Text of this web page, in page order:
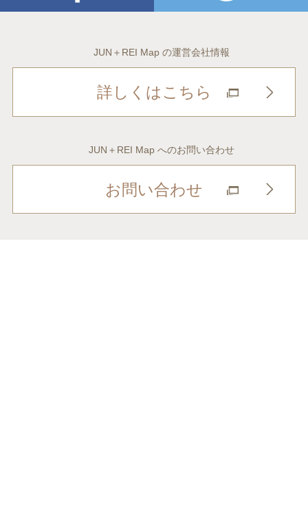
JUN＋REI Map の運営会社情報
詳しくはこちら
JUN＋REI Map へのお問い合わせ
お問い合わせ